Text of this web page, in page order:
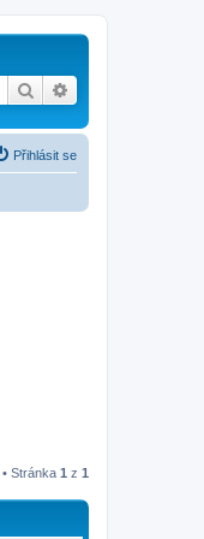
Hledat
Přihlásit se
Stránka 1 z 1